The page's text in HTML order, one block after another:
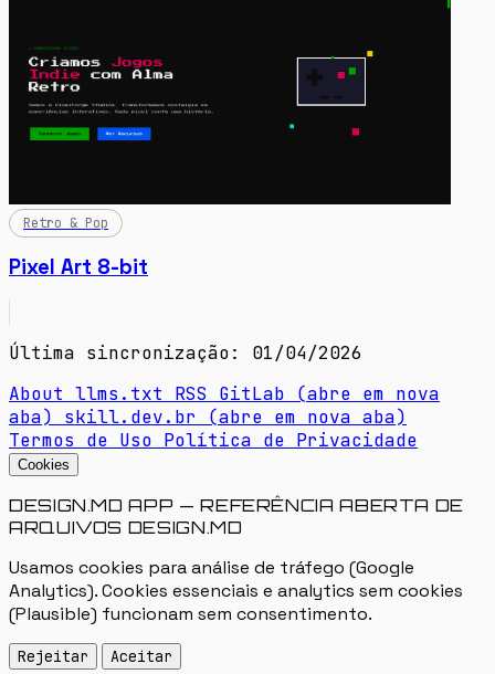
Retro & Pop
Pixel Art 8-bit
Última sincronização: 01/04/2026
About llms.txt RSS GitLab (abre em nova
aba)
skill.dev.br (abre em nova aba)
Termos de Uso Política de Privacidade
Cookies
DESIGN.MD APP — REFERÊNCIA ABERTA DE
ARQUIVOS DESIGN.MD
Usamos cookies para análise de tráfego (Google
Analytics). Cookies essenciais e analytics sem cookies
(Plausible) funcionam sem consentimento.
Rejeitar Aceitar